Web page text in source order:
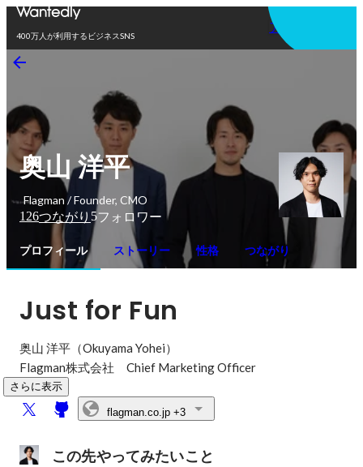
400万人が利用するビジネスSNS
アプリを使う
奥山 洋平
Flagman / Founder, CMO
126つながり 5フォロワー
プロフィール ストーリー 性格 つながり
Just for Fun
奥山 洋平（Okuyama Yohei）
Flagman株式会社　Chief Marketing Officer
さらに表示
flagman.co.jp +3
この先やってみたいこと